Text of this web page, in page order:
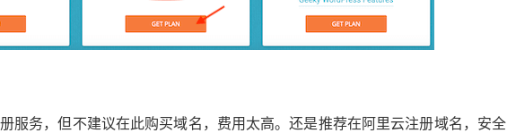
服务，但不建议在此购买域名，费用太高。还是推荐在阿里云注册域名，安全